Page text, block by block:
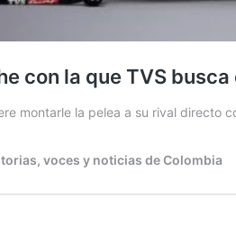
con la que TVS
montarle la pelea a su rival directo
voces y noticias de Colombia